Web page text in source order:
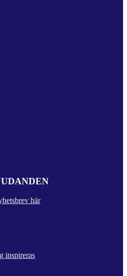
här
inspireras